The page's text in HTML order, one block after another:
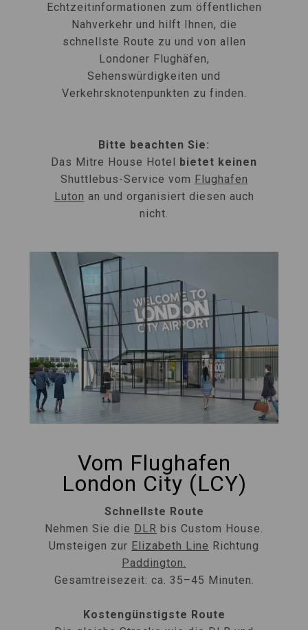
Echtzeitinformationen zum öffentlichen
Nahverkehr und hilft Ihnen, die
schnellste Route zu und von allen
Londoner Flughäfen,
Sehenswürdigkeiten und
Verkehrsknotenpunkten zu finden.
Bitte beachten Sie:
Das Mitre House Hotel
bietet keinen
Shuttlebus-Service vom Flughafen
Luton an und organisiert diesen auch
nicht.
Vom Flughafen
London City (LCY)
Schnellste Route
Nehmen Sie die DLR bis Custom House.
Umsteigen zur Elizabeth Line Richtung
Paddington.
Gesamtreisezeit: ca. 35–45 Minuten.
Kostengünstigste Route